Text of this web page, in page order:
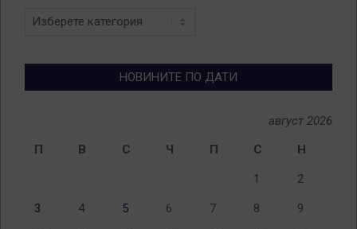
Новини
НОВИНИТЕ ПО ДАТИ
август 2026
П
В С Ч П С Н
1 2
3 4 5 6 7 8 9